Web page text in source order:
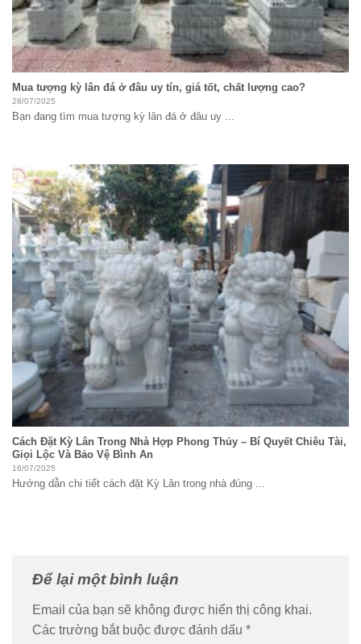
Mua tượng kỳ lân đá ở đâu uy tín, giá tốt, chất lượng cao?
28/07/2025
Bạn đang tìm mua tượng kỳ lân đá ở đâu uy ...
Cách Đặt Kỳ Lân Trong Nhà Hợp Phong Thủy – Bí Quyết Chiêu Tài,
Giọi Lộc Và Bảo Vệ Bình An
16/07/2025
Hướng dẫn chi tiết cách đặt Kỳ Lân trong nhà đúng ...
Để lại một bình luận
Email của bạn sẽ không được hiển thị công khai.
Các trường bắt buộc được đánh dấu *